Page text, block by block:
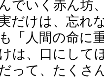
でいく赤ん坊
だけは、忘れ
「人間の命に
は、口にして
って、たくさ